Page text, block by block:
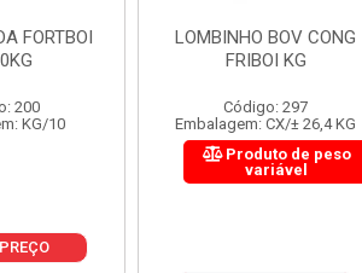
CONG
KG
297
± 26,4 KG
FIGADO BOV CONG FRIBOI
KG
Código: 222
Embalagem: CX/± 30,12 KG
Produto de peso
variável